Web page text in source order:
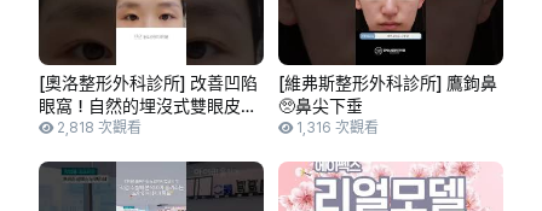
[奧洛整形外科診所] 改善凹陷
眼窩！自然的埋沒式雙眼皮線
條 💖 #雙眼皮手術心得 #眼型
2,818 次觀看
[維弗斯整形外科診所] 鷹鉤鼻
🥺鼻尖下垂
1,316 次觀看